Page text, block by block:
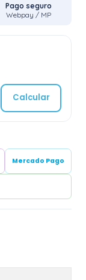
Pago seguro
Webpay / MP
Calcular
Mercado Pago